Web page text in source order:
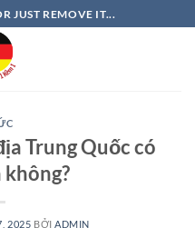
JUST REMOVE IT...
Trung Quốc có
không?
2025 BỞI ADMIN